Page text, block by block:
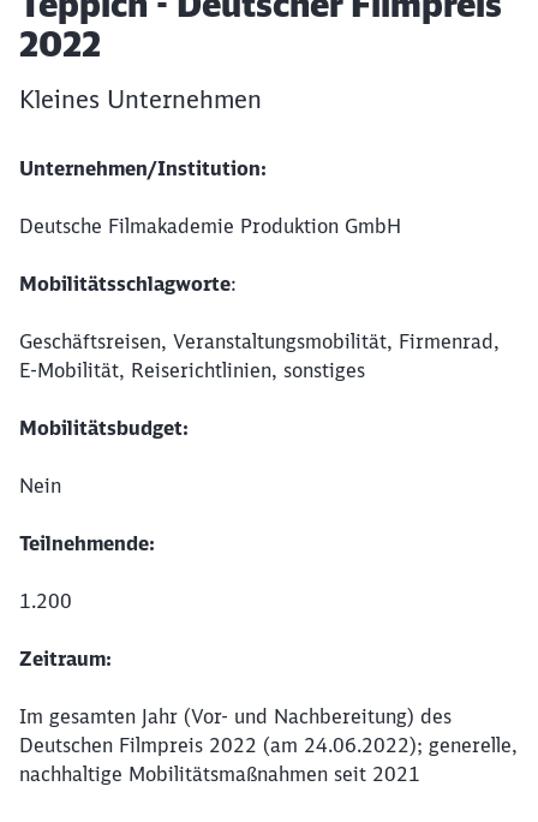
2022
Kleines Unternehmen
Unternehmen/Institution:
Deutsche Filmakademie Produktion GmbH
Mobilitätsschlagworte:
Geschäftsreisen, Veranstaltungsmobilität, Firmenrad,
E-Mobilität, Reiserichtlinien, sonstiges
Mobilitätsbudget:
Nein
Teilnehmende:
1.200
Zeitraum:
Im gesamten Jahr (Vor- und Nachbereitung) des
Deutschen Filmpreis 2022 (am 24.06.2022); generelle,
nachhaltige Mobilitätsmaßnahmen seit 2021